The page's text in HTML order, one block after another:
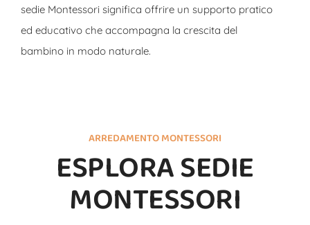
sedie Montessori significa offrire un supporto pratico
ed educativo che accompagna la crescita del
bambino in modo naturale.
ARREDAMENTO MONTESSORI
ESPLORA SEDIE
MONTESSORI